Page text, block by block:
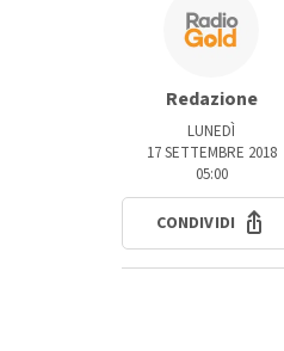
Redazione
LUNEDÌ
17 SETTEMBRE 2018
05:00
CONDIVIDI